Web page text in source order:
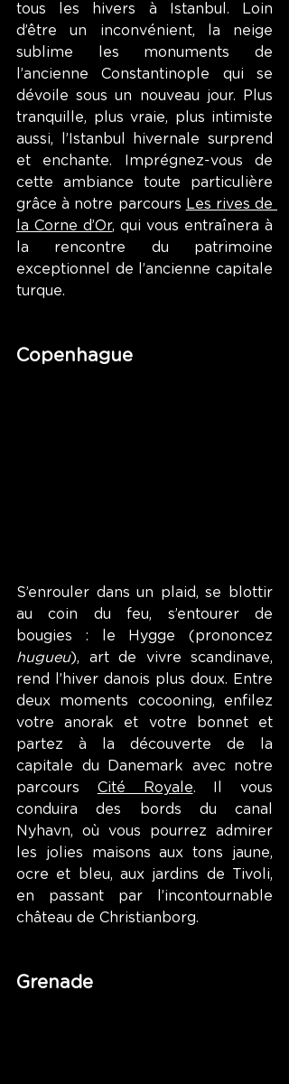
tous les hivers à Istanbul. Loin
d’être un inconvénient, la neige
sublime les monuments de
l’ancienne Constantinople qui se
dévoile sous un nouveau jour. Plus
tranquille, plus vraie, plus intimiste
aussi, l’Istanbul hivernale surprend
et enchante. Imprégnez-vous de
cette ambiance toute particulière
grâce à notre parcours Les rives de
la Corne d’Or, qui vous entraînera à
la rencontre du patrimoine
exceptionnel de l’ancienne capitale
turque.
Copenhague
S’enrouler dans un plaid, se blottir
au coin du feu, s’entourer de
hugueu), art de vivre scandinave,
rend l’hiver danois plus doux. Entre
deux moments cocooning, enfilez
votre anorak et votre bonnet et
partez à la découverte de la
capitale du Danemark avec notre
parcours Cité Royale. Il vous
conduira des bords du canal
Nyhavn, où vous pourrez admirer
les jolies maisons aux tons jaune,
ocre et bleu, aux jardins de Tivoli,
en passant par l’incontournable
château de Christianborg.
Grenade